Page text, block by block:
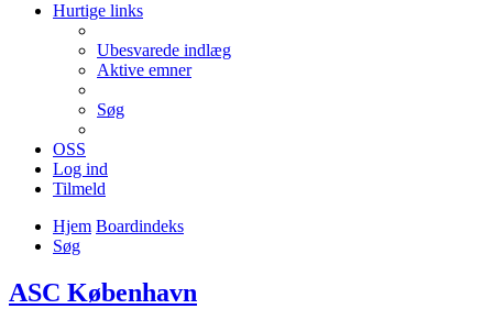
Hurtige links
Ubesvarede indlæg
Aktive emner
Søg
OSS
Log ind
Tilmeld
Hjem Boardindeks
Søg
ASC København